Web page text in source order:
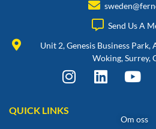
Send Us A
Unit 2, Genesis Business
Woking, Surrey,
QUICK LINKS
Om oss